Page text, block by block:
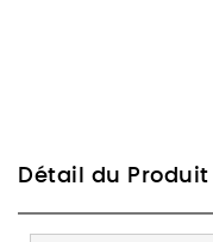
Détail du Produit